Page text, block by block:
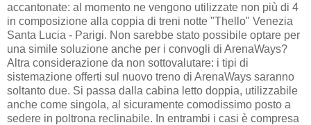
accantonate: al momento ne vengono utilizzate non più di 4
in composizione alla coppia di treni notte "Thello" Venezia
Santa Lucia - Parigi. Non sarebbe stato possibile optare per
una simile soluzione anche per i convogli di ArenaWays?
Altra considerazione da non sottovalutare: i tipi di
sistemazione offerti sul nuovo treno di ArenaWays saranno
soltanto due. Si passa dalla cabina letto doppia, utilizzabile
anche come singola, al sicuramente comodissimo posto a
sedere in poltrona reclinabile. In entrambi i casi è compresa